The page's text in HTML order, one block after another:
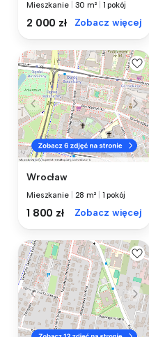
Mieszkanie 30 m² 1 pokój
2 000 zł Zobacz więcej
Wrocław
Mieszkanie 28 m² 1 pokój
1 800 zł Zobacz więcej